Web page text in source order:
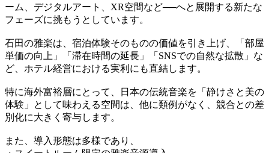
ーム、デジタルアート、XR空間など──へと展開する新たな
フェーズに挑もうとしています。
石田の雅楽は、宿泊体験そのものの価値を引き上げ、「部屋
単価の向上」「滞在時間の延長」「SNSでの自然な拡散」な
ど、ホテル経営における実利にも直結します。
特に海外富裕層にとって、日本の伝統音楽を「静けさと美の
体験」として味わえる空間は、他に類例がなく、競合との差
別化に大きく寄与します。
また、導入形態は多様であり、